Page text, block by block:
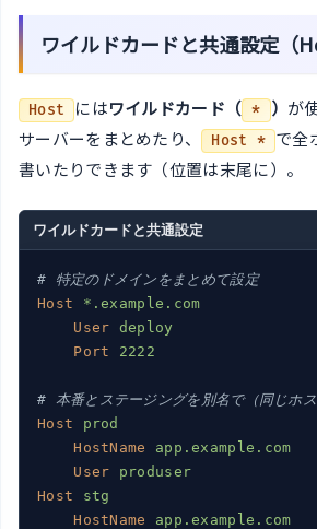
ワイルドカードと共通設定（
Host にはワイルドカード（ * ） が
サーバーをまとめたり、
Host *
で全
書いたりできます（位置は末尾に）。
ワイルドカードと共通設定
# 特定のドメインをまとめて設定
Host
*.example.com
User deploy
Port
2222
# 本番とステージングを別名で（同じホ
Host
prod
HostName
app.example.com
User
produser
Host
stg
HostName
app.example.com